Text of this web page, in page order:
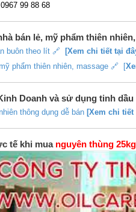
0967 99 88 68
bán lẻ, mỹ phẩm thiên
buôn theo lít 🔗
[Xem chi tiết tại
phẩm thiên nhiên, massage 🔗 [
Doanh và sử dụng tinh dầu
thông dụng dễ bán [Xem chi tiết
tế khi mua nguyên thùng 25kg